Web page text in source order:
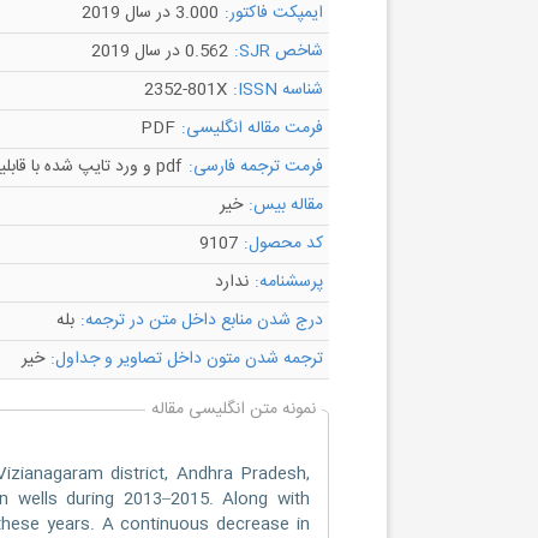
ایمپکت فاکتور: 3.000 در سال 2019
شاخص SJR:
0.562 در سال 2019
شناسه ISSN:
2352-801X
فرمت مقاله انگلیسی: PDF
فرمت ترجمه فارسی: pdf و ورد تایپ شده با قابلیت ویرایش
مقاله بیس: خیر
کد محصول: 9107
پرسشنامه: ندارد
درج شدن منابع داخل متن در ترجمه: بله
ترجمه شدن متون داخل تصاویر و جداول: خیر
نمونه متن انگلیسی مقاله
district, Andhra Pradesh,
during 2013–2015. Along with
years. A continuous decrease in